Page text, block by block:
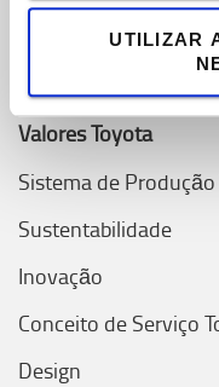
UTILIZAR
Onde estamos
Porquê escolher
Valores Toyota
Sistema de Produção
Sustentabilidade
Inovação
Conceito de Serviço
Design